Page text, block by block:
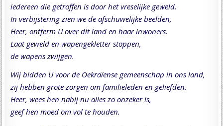
iedereen die getroffen is door het vreselijke geweld.
In verbijstering zien we de afschuwelijke beelden,
Heer, ontferm U over dit land en haar inwoners.
Laat geweld en wapengekletter stoppen,
de wapens zwijgen.
Wij bidden U voor de Oekraïense gemeenschap in ons land,
zij hebben grote zorgen om familieleden en geliefden.
Heer, wees hen nabij nu alles zo onzeker is,
geef hen moed om vol te houden.